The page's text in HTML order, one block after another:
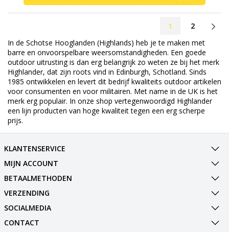
1
2
In de Schotse Hooglanden (Highlands) heb je te maken met
barre en onvoorspelbare weersomstandigheden. Een goede
outdoor uitrusting is dan erg belangrijk zo weten ze bij het merk
Highlander, dat zijn roots vind in Edinburgh, Schotland. Sinds
1985 ontwikkelen en levert dit bedrijf kwaliteits outdoor artikelen
voor consumenten en voor militairen. Met name in de UK is het
merk erg populair. In onze shop vertegenwoordigd Highlander
een lijn producten van hoge kwaliteit tegen een erg scherpe
prijs.
KLANTENSERVICE
MIJN ACCOUNT
BETAALMETHODEN
VERZENDING
SOCIALMEDIA
CONTACT